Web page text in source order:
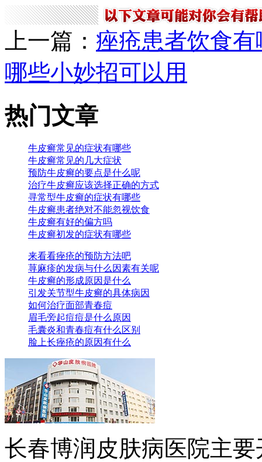
上一篇： 痤疮患者饮食
哪些小妙招可以用
热门文章
牛皮癣常见的症状有哪些
牛皮癣常见的几大症状
预防牛皮癣的要点是什么呢
治疗牛皮癣应该选择正确的方式
寻常型牛皮癣的症状有哪些
牛皮癣患者绝对不能忽视饮食
牛皮癣有好的偏方吗
牛皮癣初发的症状有哪些
来看看痤疮的预防方法吧
荨麻疹的发病与什么因素有关呢
牛皮癣的形成原因是什么
引发关节型牛皮癣的具体病因
如何治疗面部青春痘
眉毛旁起痘痘是什么原因
毛囊炎和青春痘有什么区别
脸上长痤疮的原因有什么
长春博润皮肤病医院主